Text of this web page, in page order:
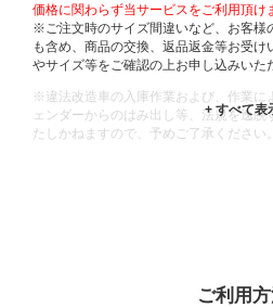
価格に関わらず当サービスをご利用頂け
※ご注文時のサイズ間違いなど、お客様
も含め、商品の交換、返品返金等お受
やサイズ等をご確認の上お申し込みいた
※違法改造車の入庫作業および、作業に
ェンダーからのはみ出し等、法規を逸
たしかねますので、予めご了承ください。
ご利用